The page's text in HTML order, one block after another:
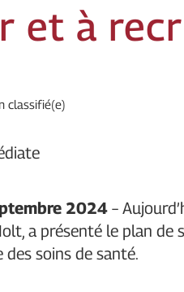
et à
classifié(e)
2024 –
a présenté le plan
des soins de santé.